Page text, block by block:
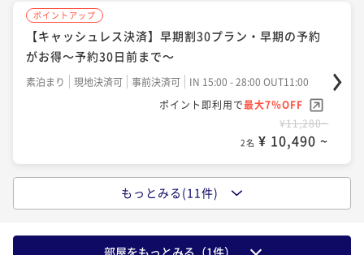
ポイントアップ
【キャッシュレス決済】リラックスバスタイムプラン
～ジルスチュアートバスセット付きプラン（朝食付
朝食付き 現地決済可
IN 15:00 - 24:00 OUT12:00
ポイント即利用で 最大4％OFF
¥12,580~
¥ 12,076 ~
【キャッシュレス決済】【連泊割引】3連泊以上の滞在
ポイントアップ
【直前割】ベストレートプラン【朝食付き】柏駅東口
徒歩4分
朝食付き 現地決済可 事前決済可
IN 15:00 - 29:00 OUT11:00
ポイント即利用で 最大7％OFF
¥12,280~
2名 ¥ 11,420 ~
【キャッシュレス決済】翌日はゆっくり･･･13時チェッ
ポイントアップ
【キャッシュレス決済】翌日はゆっくり･･･13時チェッ
クアウトプラン（食事なし）
素泊まり 現地決済可
IN 15:00 - 24:00 OUT13:00
ポイント即利用で最大4％OFF
¥10,680~
2名 ¥ 10,252 ~
【キャッシュレス決済】リラックスバスタイムプラン
～ジルスチュアートバスセット付き～（食事なし）
ポイントアップ
【キャッシュレス決済】早期割30プラン・早期の予約
がお得～予約30日前まで～
素泊まり 現地決済可 事前決済可
IN 15:00 - 28:00 OUT11:00
ポイント即利用で最大7％OFF
¥11,280~
2名 ¥ 10,490 ~
【直前割】ベストレートプラン【食事なし】柏駅東口
徒歩4分
もっとみる(11件)
部屋をもっとみる（1件）